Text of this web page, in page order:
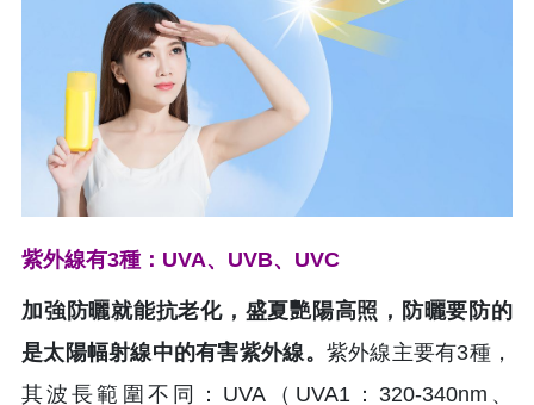
紫外線有3種：UVA、UVB、UVC
加強防曬就能抗老化，盛夏艷陽高照，防曬要防的
是太陽幅射線中的有害紫外線。 紫外線主要有3種，
其波長範圍不同：UVA（UVA1：320-340nm、